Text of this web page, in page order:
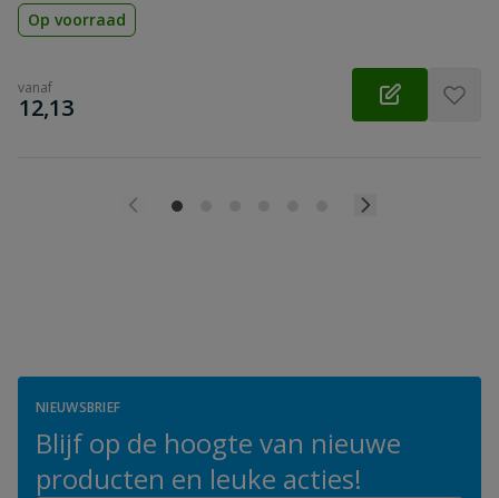
Op voorraad
vanaf
€
12,13
NIEUWSBRIEF
Blijf op de hoogte van nieuwe
producten en leuke acties!